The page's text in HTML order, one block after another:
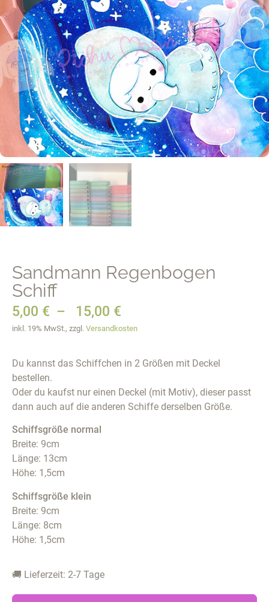
Sandmann Regenbogen
Schiff
5,00 € – 15,00 €
inkl. 19% MwSt., zzgl. Versandkosten
Du kannst das Schiffchen in 2 Größen mit Deckel
bestellen.
Oder du kaufst nur einen Deckel (mit Motiv), dieser passt
dann auch auf die anderen Schiffe derselben Größe.
Schiffsgröße normal
Breite: 9cm
Länge: 13cm
Höhe: 1,5cm
Schiffsgröße klein
Breite: 9cm
Länge: 8cm
Höhe: 1,5cm
🚚 Lieferzeit: 2-7 Tage